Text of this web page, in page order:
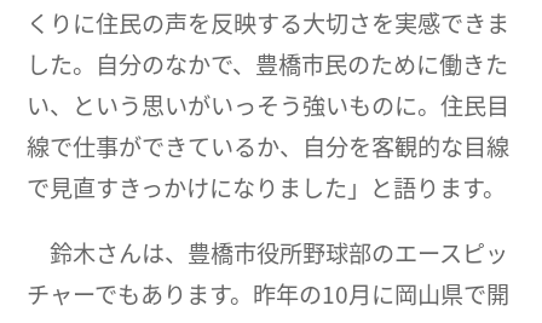
くりに住民の声を反映する大切さを実感できま
した。自分のなかで、豊橋市民のために働きた
い、という思いがいっそう強いものに。住民目
線で仕事ができているか、自分を客観的な目線
で見直すきっかけになりました」と語ります。
鈴木さんは、豊橋市役所野球部のエースピッ
チャーでもあります。昨年の10月に岡山県で開